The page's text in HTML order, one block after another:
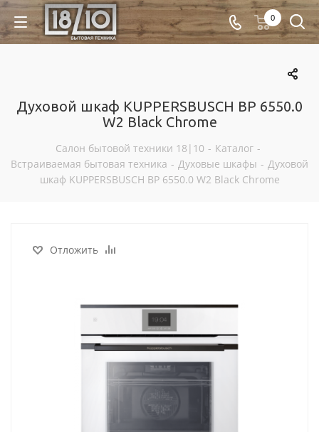
0
Духовой шкаф KUPPERSBUSCH BP 6550.0
W2 Black Chrome
Салон бытовой техники 18|10 - Каталог -
Встраиваемая бытовая техника - Духовые шкафы - Духовой
шкаф KUPPERSBUSCH BP 6550.0 W2 Black Chrome
Отложить